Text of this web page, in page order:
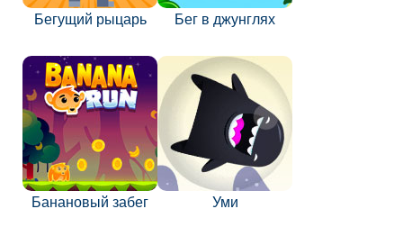
Бегущий рыцарь Бег в джунглях
Банановый забег Уми